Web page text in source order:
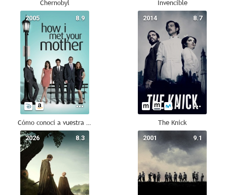
Chernobyl Invencible
8.9
2005
Cómo conocí a vuestra madre
8.7
2014
The Knick
8.3
2026 9.1
2001